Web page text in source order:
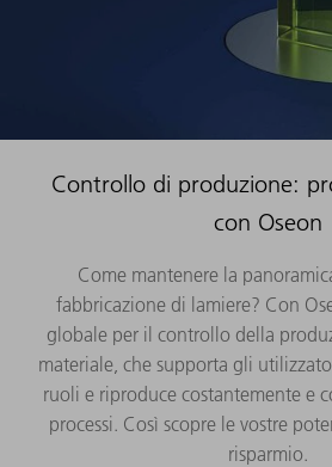
Controllo di produzione:
con Oseon
Come mantenere la
fabbricazione di lamiere? Con
globale per il controllo della
materiale, che supporta gli
ruoli e riproduce costantemente e
processi. Così scopre le vostre
risparmio.